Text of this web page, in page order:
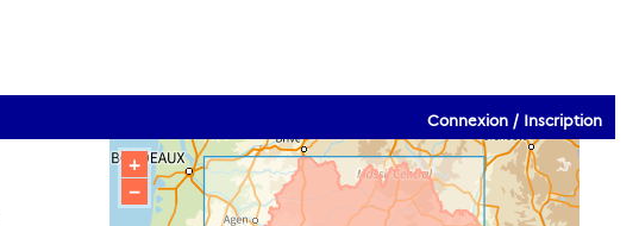
Connexion / Inscription
+
−